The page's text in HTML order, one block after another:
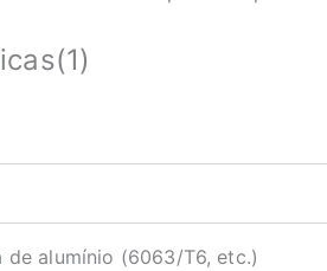
de alumínio (6063/T6, etc.)